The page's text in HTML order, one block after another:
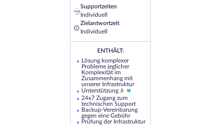
Supportzeiten
Individuell
Zielantwortzeit
Individuell
ENTHÄLT:
Lösung komplexer
Probleme jeglicher
Komplexität im
Zusammenhang mit
unserer Infrastruktur
Unterstützung
24x7 Zugang zum
technischen Support
Backup-Vereinbarung
gegen eine Gebühr
Prüfung der Infrastruktur